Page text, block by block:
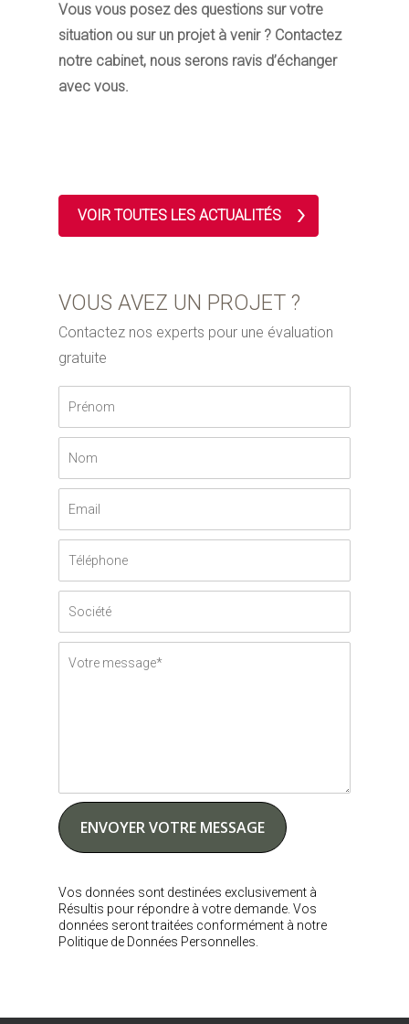
Vous vous posez des questions sur votre
situation ou sur un projet à venir ? Contactez
notre cabinet, nous serons ravis d’échanger
avec vous.
VOIR TOUTES LES ACTUALITÉS
VOUS AVEZ UN PROJET ?
Contactez nos experts pour une évaluation
gratuite
Vos données sont destinées exclusivement à
Résultis pour répondre à votre demande. Vos
données seront traitées conformément à notre
Politique de Données Personnelles.